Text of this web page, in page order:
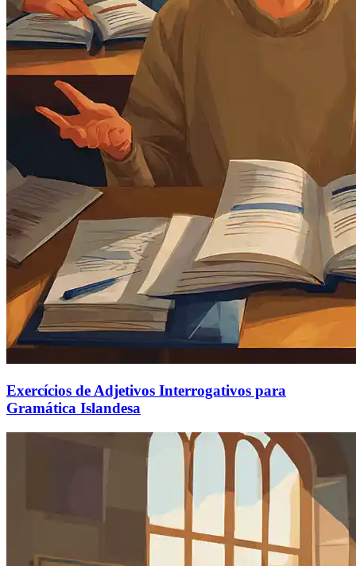
Exercícios de Adjetivos Interrogativos para
Gramática Islandesa